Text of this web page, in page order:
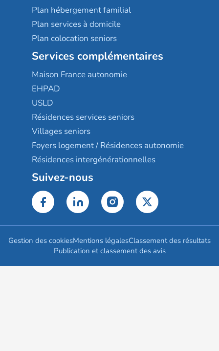
Plan hébergement familial
Plan services à domicile
Plan colocation seniors
Services complémentaires
Maison France autonomie
EHPAD
USLD
Résidences services seniors
Villages seniors
Foyers logement / Résidences autonomie
Résidences intergénérationnelles
Suivez-nous
Gestion des cookiesMentions légalesClassement des résultats
Publication et classement des avis